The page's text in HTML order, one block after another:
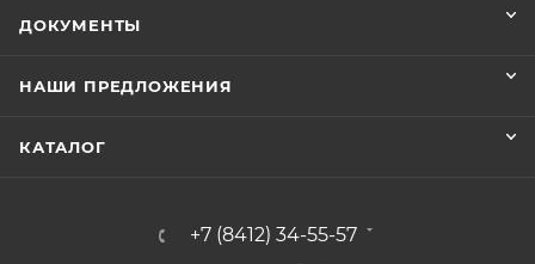
ДОКУМЕНТЫ
НАШИ ПРЕДЛОЖЕНИЯ
КАТАЛОГ
+7 (8412) 34-55-57